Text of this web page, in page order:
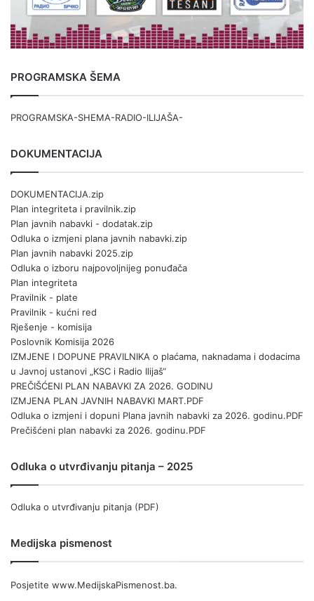
PROGRAMSKA ŠEMA
PROGRAMSKA-SHEMA-RADIO-ILIJAŠA-
DOKUMENTACIJA
DOKUMENTACIJA.zip
Plan integriteta i pravilnik.zip
Plan javnih nabavki - dodatak.zip
Odluka o izmjeni plana javnih nabavki.zip
Plan javnih nabavki 2025.zip
Odluka o izboru najpovoljnijeg ponuđača
Plan integriteta
Pravilnik - plate
Pravilnik - kućni red
Rješenje - komisija
Poslovnik Komisija 2026
IZMJENE I DOPUNE PRAVILNIKA o plaćama, naknadama i dodacima
u Javnoj ustanovi „KSC i Radio Ilijaš“
PREČIŠĆENI PLAN NABAVKI ZA 2026. GODINU
IZMJENA PLAN JAVNIH NABAVKI MART.PDF
Odluka o izmjeni i dopuni Plana javnih nabavki za 2026. godinu.PDF
Prečišćeni plan nabavki za 2026. godinu.PDF
Odluka o utvrđivanju pitanja – 2025
Odluka o utvrđivanju pitanja (PDF)
Medijska pismenost
Posjetite www.MedijskaPismenost.ba.